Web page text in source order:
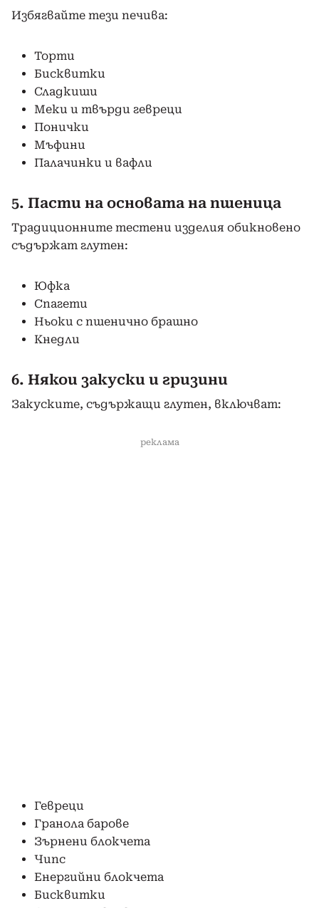
Избягвайте тези печива:
Торти
Бисквитки
Сладкиши
Меки и твърди гевреци
Понички
Мъфини
Палачинки и вафли
5. Пасти на основата на пшеница
Традиционните тестени изделия обикновено
съдържат глутен:
Юфка
Спагети
Ньоки с пшенично брашно
Кнедли
6. Някои закуски и гризини
Закуските, съдържащи глутен, включват:
реклама
Гевреци
Гранола барове
Зърнени блокчета
Чипс
Енергийни блокчета
Бисквитки